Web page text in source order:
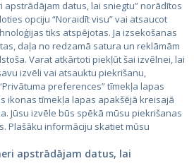
apstrādājam datus, lai sniegtu” norādītos
opciju “Noraidīt visu” vai atsaucot
tiks atspējotas. Ja izsekošanas
daļa no redzamā satura un reklāmām
Varat atkārtoti piekļūt šai izvēlnei, lai
izvēli vai atsauktu piekrišanu,
preferences” tīmekļa lapas
ikonas tīmekļa lapas apakšējā kreisajā
Jūsu izvēle būs spēkā mūsu piekrišanas
Plašāku informāciju skatiet mūsu
apstrādājam datus, lai